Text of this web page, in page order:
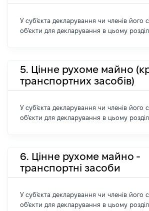
У суб'єкта декларування чи членів його
об'єкти для декларування в цьому
5. Цінне рухоме майно
транспортних засобів)
У суб'єкта декларування чи членів його
об'єкти для декларування в цьому
6. Цінне рухоме майно -
транспортні засоби
У суб'єкта декларування чи членів його
об'єкти для декларування в цьому